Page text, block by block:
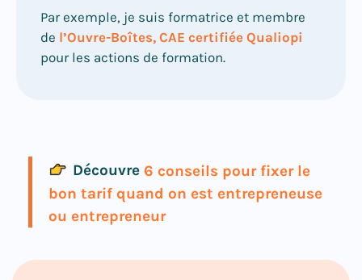
Par exemple, je suis formatrice et membre
de l’Ouvre-Boîtes, CAE certifiée Qualiopi
pour les actions de formation.
Découvre 6 conseils pour fixer le
bon tarif quand on est entrepreneuse
ou entrepreneur